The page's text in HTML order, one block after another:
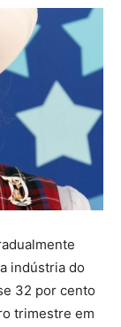
indústria do
32 por cento
trimestre em